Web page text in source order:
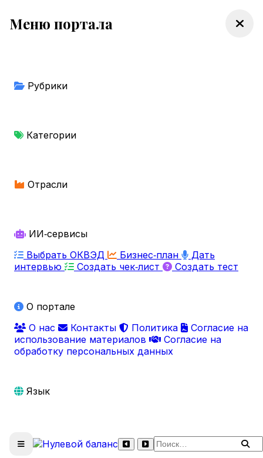
Меню портала
Рубрики
Категории
Отрасли
ИИ‑сервисы
Выбрать ОКВЭД
Бизнес‑план
Дать
интервью
Создать чек‑лист Создать тест
О портале
О нас
Контакты Политика
Согласие на
использование материалов
Согласие на
обработку персональных данных
Язык
Поиск по сайту